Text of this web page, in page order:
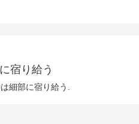
宿り給う
細部に宿り給う.